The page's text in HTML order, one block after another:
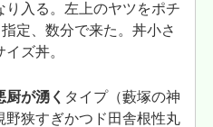
入る。左上のヤツをポチ
定、数分で来た。丼小さ
ズ丼。
厨が湧く タイプ（藪塚の神
狭すぎかつド田舎根性丸